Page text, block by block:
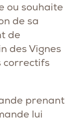
ou souhaite
de sa
de
des Vignes
correctifs
prenant
lui